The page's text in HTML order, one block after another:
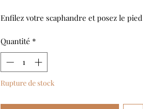
Enfilez votre scaphandre et posez le pied
aventure palpitante, ponctuée de plus de
500 événements.
Quantité *
Rupture de stock